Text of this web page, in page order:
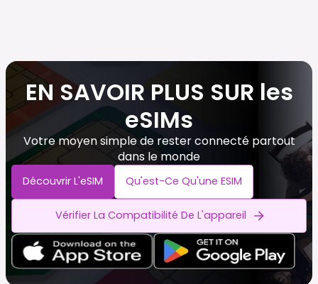
EN SAVOIR PLUS SUR les
eSIMs
Votre moyen simple de rester connecté partout
dans le monde
Découvrir L'eSIM Qu'est-Ce Qu'une ESIM
Vérifier La Compatibilité De L'appareil